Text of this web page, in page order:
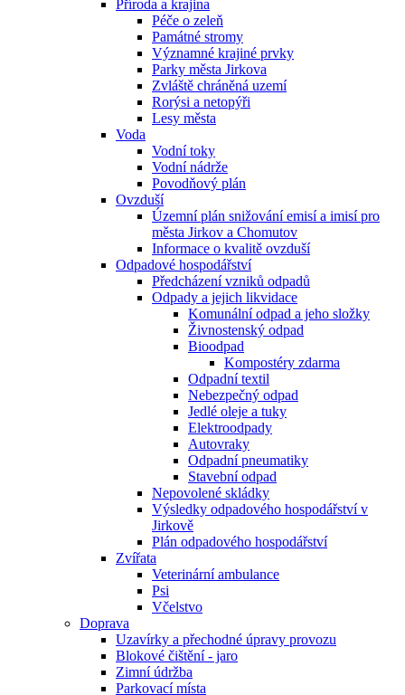
Příroda a krajina
Péče o zeleň
Památné stromy
Významné krajiné prvky
Parky města Jirkova
Zvláště chráněná uzemí
Rorýsi a netopýři
Lesy města
Voda
Vodní toky
Vodní nádrže
Povodňový plán
Ovzduší
Územní plán snižování emisí a imisí pro
města Jirkov a Chomutov
Informace o kvalitě ovzduší
Odpadové hospodářství
Předcházení vzniků odpadů
Odpady a jejich likvidace
Komunální odpad a jeho složky
Živnostenský odpad
Bioodpad
Kompostéry zdarma
Odpadní textil
Nebezpečný odpad
Jedlé oleje a tuky
Elektroodpady
Autovraky
Odpadní pneumatiky
Stavební odpad
Nepovolené skládky
Výsledky odpadového hospodářství v
Jirkově
Plán odpadového hospodářství
Zvířata
Veterinární ambulance
Psi
Včelstvo
Doprava
Uzavírky a přechodné úpravy provozu
Blokové čištění - jaro
Zimní údržba
Parkovací místa